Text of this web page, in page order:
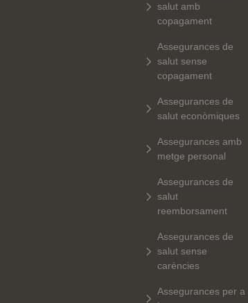
salut amb
copagament
Assegurances de
salut sense
copagament
Assegurances de
salut econòmiques
Assegurances amb
metge personal
Assegurances de
salut
reemborsament
Assegurances de
salut sense
carències
Assegurances per a